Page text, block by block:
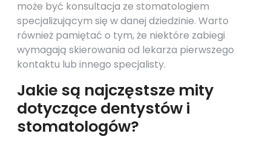
może być konsultacja ze stomatologiem
specjalizującym się w danej dziedzinie. Warto
również pamiętać o tym, że niektóre zabiegi
wymagają skierowania od lekarza pierwszego
kontaktu lub innego specjalisty.
Jakie są najczęstsze mity
dotyczące dentystów i
stomatologów?